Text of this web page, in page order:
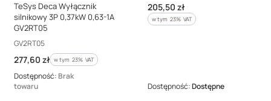
TeSys Deca Wyłącznik
silnikowy 3P 0,37kW 0,63-1A
GV2RT05
Kod producenta
GV2RT05
Cena brutto
277,60 zł w tym %s VAT
w tym 23% VAT
Dostępność: Brak
towaru
Cena brutto
205,50 zł
w tym %s VAT
w tym 23% VAT
Dostępność:Dostępne